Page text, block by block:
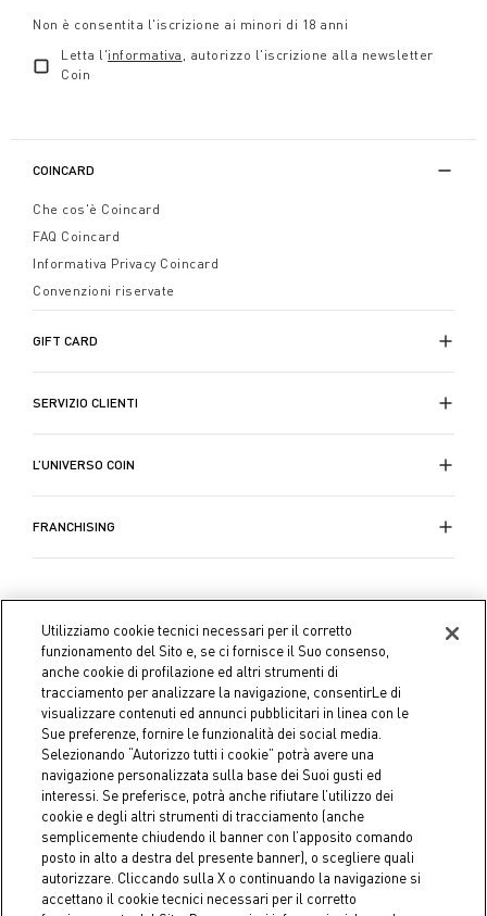
Non è consentita l'iscrizione ai minori di 18 anni
Letta l'informativa , autorizzo l'iscrizione alla newsletter
Coin
COINCARD
Che cos'è Coincard
FAQ Coincard
Informativa Privacy Coincard
Convenzioni riservate
GIFT CARD
SERVIZIO CLIENTI
L’UNIVERSO COIN
FRANCHISING
Coin S.p.A. C.F./P.IVA 04391480276, capitale sociale 10.123.282,23
Euro i.v.
Utilizziamo cookie tecnici necessari per il corretto
funzionamento del Sito e, se ci fornisce il Suo consenso,
anche cookie di profilazione ed altri strumenti di
tracciamento per analizzare la navigazione, consentirLe di
visualizzare contenuti ed annunci pubblicitari in linea con le
Sue preferenze, fornire le funzionalità dei social media.
Selezionando “Autorizzo tutti i cookie” potrà avere una
navigazione personalizzata sulla base dei Suoi gusti ed
interessi. Se preferisce, potrà anche rifiutare l’utilizzo dei
cookie e degli altri strumenti di tracciamento (anche
semplicemente chiudendo il banner con l’apposito comando
posto in alto a destra del presente banner), o scegliere quali
autorizzare. Cliccando sulla X o continuando la navigazione si
accettano il cookie tecnici necessari per il corretto